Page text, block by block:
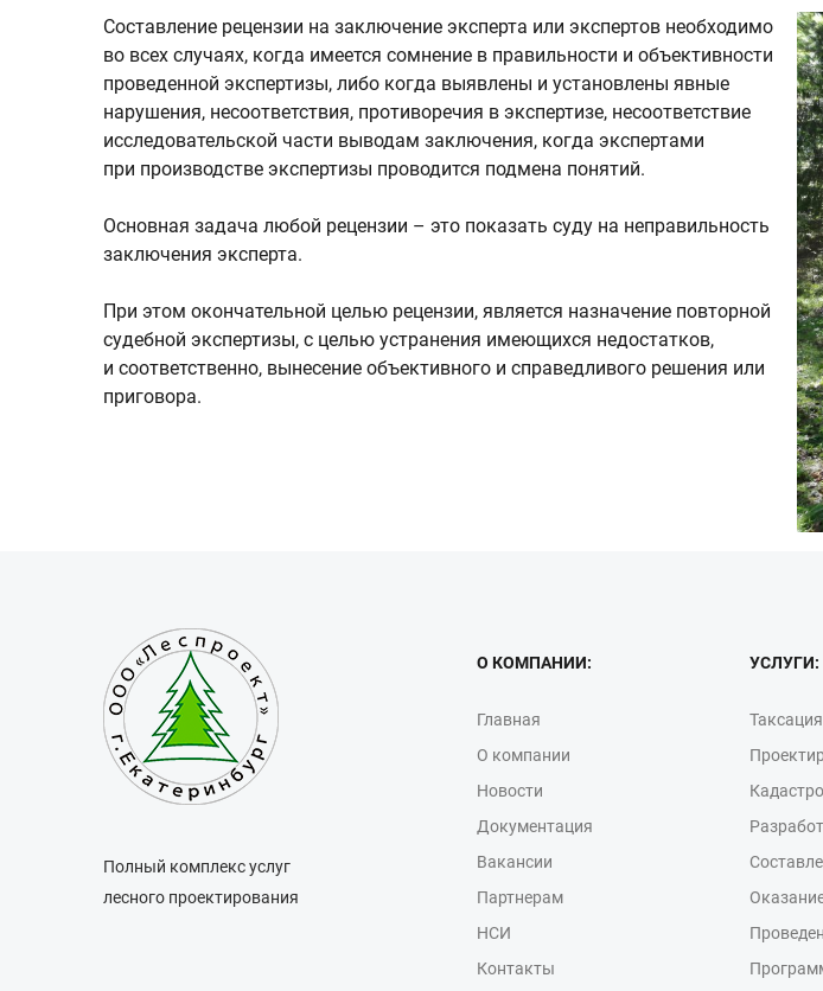
Составление рецензии на заключение эксперта или экспертов необходимо
во всех случаях, когда имеется сомнение в правильности и объективности
проведенной экспертизы, либо когда выявлены и установлены явные
нарушения, несоответствия, противоречия в экспертизе, несоответствие
исследовательской части выводам заключения, когда экспертами
при производстве экспертизы проводится подмена понятий.
Основная задача любой рецензии – это показать суду на неправильность
заключения эксперта.
При этом окончательной целью рецензии, является назначение повторной
судебной экспертизы, с целью устранения имеющихся недостатков,
и соответственно, вынесение объективного и справедливого решения или
приговора.
Полный комплекс услуг
лесного проектирования
О КОМПАНИИ:
Главная
О компании
Новости
Документация
Вакансии
Партнерам
НСИ
Контакты
УСЛУГИ: